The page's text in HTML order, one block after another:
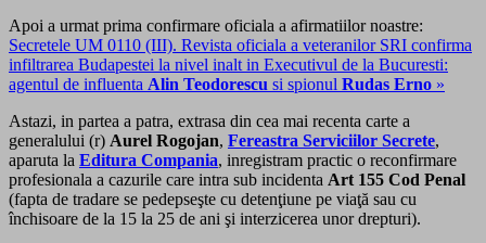
Apoi a urmat prima confirmare oficiala a afirmatiilor noastre:
Secretele UM 0110 (III). Revista oficiala a veteranilor SRI confirma
infiltrarea Budapestei la nivel inalt in Executivul de la Bucuresti:
agentul de influenta Alin Teodorescu si spionul Rudas Erno »
Astazi, in partea a patra, extrasa din cea mai recenta carte a
generalului (r) Aurel Rogojan, Fereastra Serviciilor Secrete,
aparuta la Editura Compania, inregistram practic o reconfirmare
profesionala a cazurile care intra sub incidenta Art 155 Cod Penal
(fapta de tradare se pedepseşte cu detenţiune pe viaţă sau cu
închisoare de la 15 la 25 de ani şi interzicerea unor drepturi).